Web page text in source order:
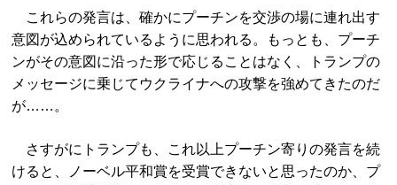
これらの発言は、確かにプーチンを交渉の場に連れ出す
意図が込められているように思われる。もっとも、プーチ
ンがその意図に沿った形で応じることはなく、トランプの
メッセージに乗じてウクライナへの攻撃を強めてきたのだ
が……。
さすがにトランプも、これ以上プーチン寄りの発言を続
けると、ノーベル平和賞を受賞できないと思ったのか、プ